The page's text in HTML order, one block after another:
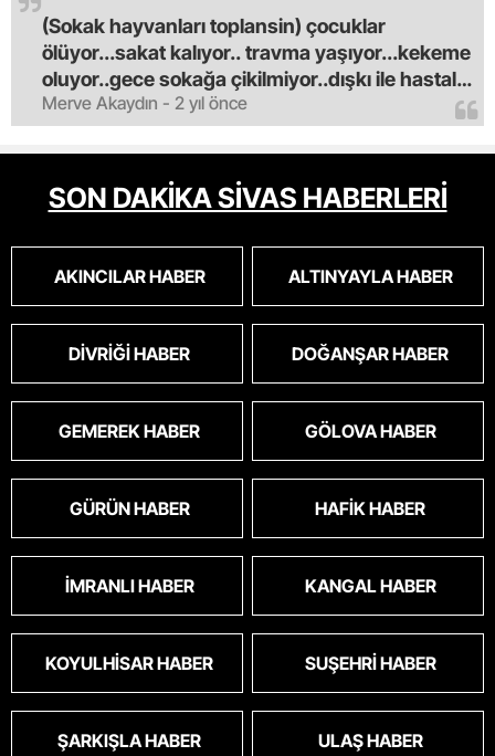
Merve Akaydın - 2 yıl önce
(Sokak hayvanları toplansin) çocuklar
ölüyor...sakat kalıyor.. travma yaşıyor...kekeme
oluyor..gece sokağa çikilmiyor..dışkı ile hastalık
saciyorlar.araba ve taksi olmadan eve
gldemiyoruz.artik bıktık.mama lobisinden para
alan tipler yüzünden bu vahşi hayvanlar
masum algısı yapılıyor.iki gün aç kalsa kendi
cinsini bile öldüren bu kopekler derhal
oldu.korkuyoruz.
SON DAKİKA SİVAS HABERLERİ
AKINCILAR HABER ALTINYAYLA HABER
DIVRIĞI HABER DOĞANŞAR HABER
GEMEREK HABER GÖLOVA HABER
GÜRÜN HABER HAFIK HABER
İMRANLI HABER KANGAL HABER
KOYULHISAR HABER SUŞEHRI HABER
ŞARKIŞLA HABER ULAŞ HABER